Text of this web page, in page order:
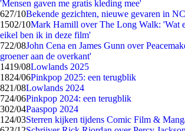
'Mensen gaven me gratis kleding mee'
627/10Bekende gezichten, nieuwe gevaren in
1502/10Mark Hamill over The Long Walk: 'Wat
eikel ben ik in deze film'
722/08John Cena en James Gunn over
groener aan de overkant'
1419/08Lowlands 2025
1824/06Pinkpop 2025: een terugblik
821/08Lowlands 2024
724/06Pinkpop 2024: een terugblik
302/04Paaspop 2024
1 24/03Sterren kijken tijdens Comic Film &